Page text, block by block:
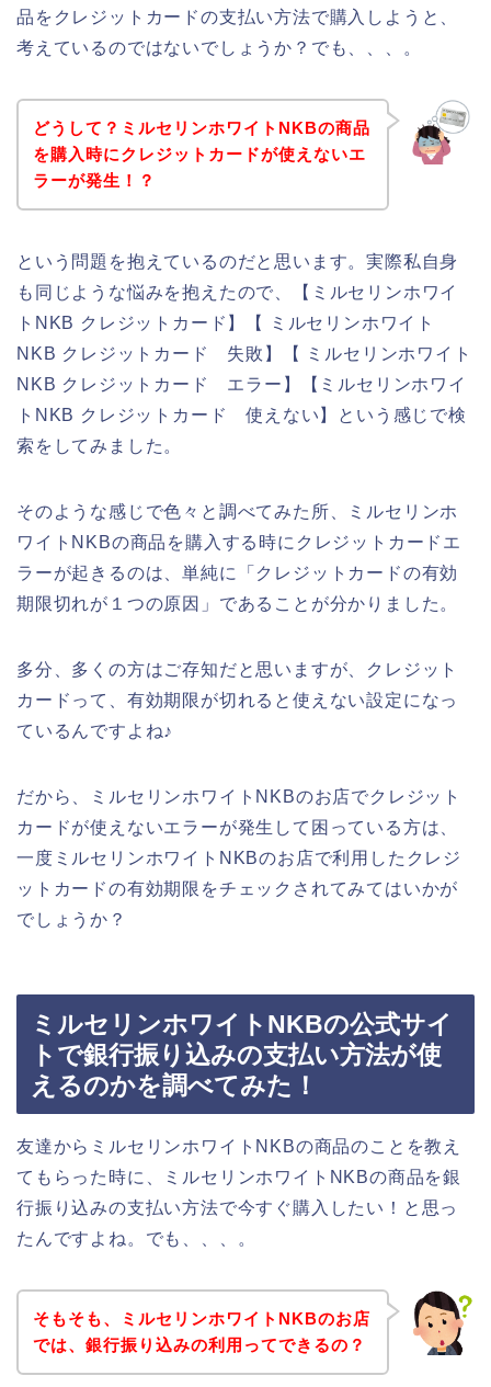
品をクレジットカードの支払い方法で購入しようと、
考えているのではないでしょうか？でも、、、。
どうして？ミルセリンホワイトNKBの商品
を購入時にクレジットカードが使えないエ
ラーが発生！？
という問題を抱えているのだと思います。実際私自身
も同じような悩みを抱えたので、【ミルセリンホワイ
トNKB クレジットカード】【 ミルセリンホワイト
NKB クレジットカード 失敗】【 ミルセリンホワイト
NKB クレジットカード エラー】【ミルセリンホワイ
トNKB クレジットカード 使えない】という感じで検
索をしてみました。
そのような感じで色々と調べてみた所、ミルセリンホ
ワイトNKBの商品を購入する時にクレジットカードエ
ラーが起きるのは、単純に「クレジットカードの有効
期限切れが１つの原因」であることが分かりました。
多分、多くの方はご存知だと思いますが、クレジット
カードって、有効期限が切れると使えない設定になっ
ているんですよね♪
だから、ミルセリンホワイトNKBのお店でクレジット
カードが使えないエラーが発生して困っている方は、
一度ミルセリンホワイトNKBのお店で利用したクレジ
ットカードの有効期限をチェックされてみてはいかが
でしょうか？
ミルセリンホワイトNKBの公式サイ
トで銀行振り込みの支払い方法が使
えるのかを調べてみた！
友達からミルセリンホワイトNKBの商品のことを教え
てもらった時に、ミルセリンホワイトNKBの商品を銀
行振り込みの支払い方法で今すぐ購入したい！と思っ
たんですよね。でも、、、。
そもそも、ミルセリンホワイトNKBのお店
では、銀行振り込みの利用ってできるの？